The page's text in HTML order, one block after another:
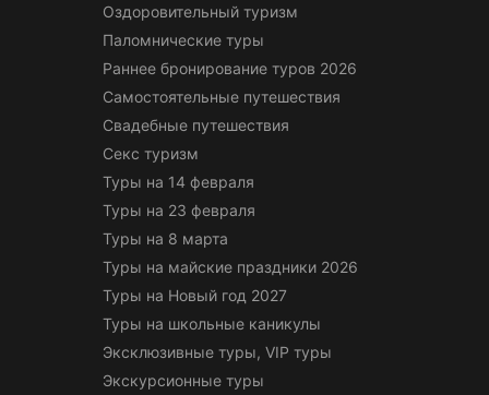
Оздоровительный туризм
Паломнические туры
Раннее бронирование туров 2026
Самостоятельные путешествия
Свадебные путешествия
Секс туризм
Туры на 14 февраля
Туры на 23 февраля
Туры на 8 марта
Туры на майские праздники 2026
Туры на Новый год 2027
Туры на школьные каникулы
Эксклюзивные туры, VIP туры
Экскурсионные туры